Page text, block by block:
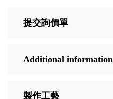
提交詢價單
Additional information
製作工藝